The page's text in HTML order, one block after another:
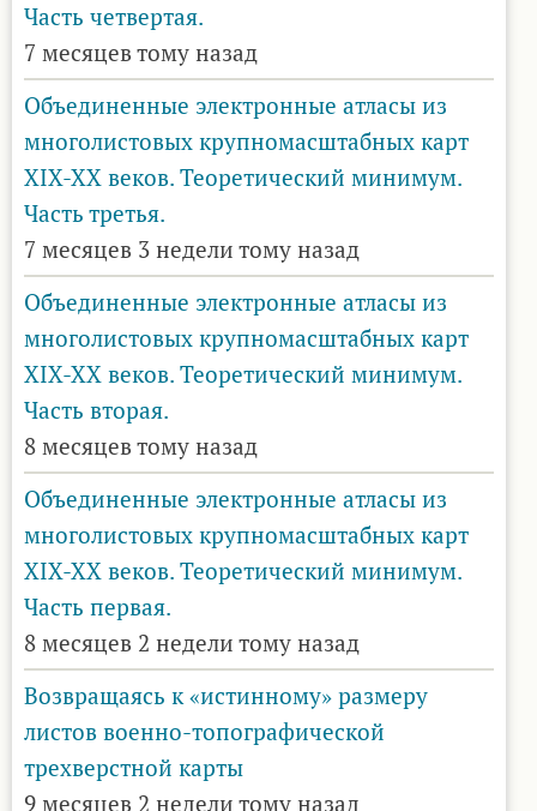
Часть четвертая.
7 месяцев тому назад
Объединенные электронные атласы из
многолистовых крупномасштабных карт
XIX-XX веков. Теоретический минимум.
Часть третья.
7 месяцев 3 недели тому назад
Объединенные электронные атласы из
многолистовых крупномасштабных карт
XIX-XX веков. Теоретический минимум.
Часть вторая.
8 месяцев тому назад
Объединенные электронные атласы из
многолистовых крупномасштабных карт
XIX-XX веков. Теоретический минимум.
Часть первая.
8 месяцев 2 недели тому назад
Возвращаясь к «истинному» размеру
листов военно-топографической
трехверстной карты
9 месяцев 2 недели тому назад